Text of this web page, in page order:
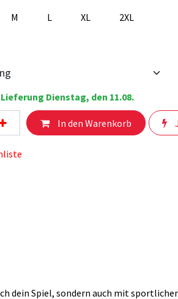
M L XL 2XL
Dienstag, den 11.08.
In den Warenkorb
dein Spiel, sondern auch mit